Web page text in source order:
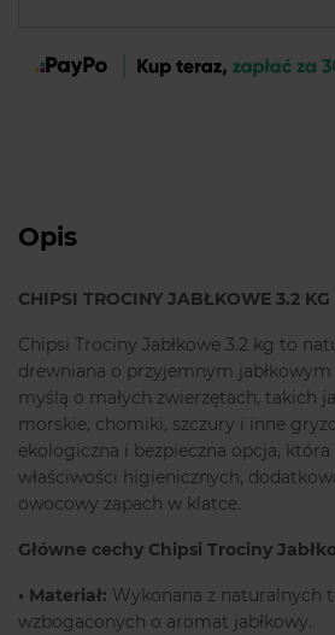
Opis
CHIPSI TROCINY JABŁKOWE 3.2 KG
Chipsi Trociny Jabłkowe 3.2 kg to
drewniana o przyjemnym
myślą o małych zwierzętach, takich
morskie, chomiki, szczury i inne
ekologiczna i bezpieczna opcja,
właściwości higienicznych,
owocowy zapach w klatce.
Główne cechy Chipsi Trociny
• Materiał: Wykonana z naturalnych
wzbogaconych o aromat jabłkowy.